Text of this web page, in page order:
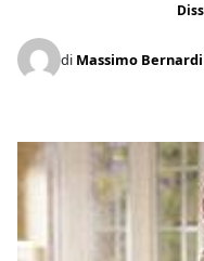
di Massimo Bernardi